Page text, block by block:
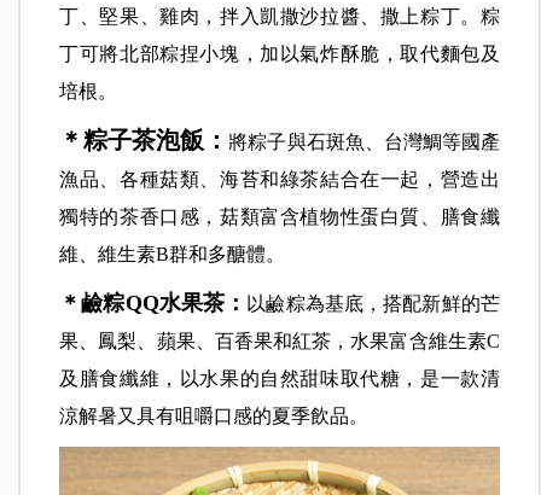
丁、堅果、雞肉，拌入凱撒沙拉醬、撒上粽丁。粽
丁可將北部粽捏小塊，加以氣炸酥脆，取代麵包及
培根。
＊粽子茶泡飯： 將粽子與石斑魚、台灣鯛等國產
漁品、各種菇類、海苔和綠茶結合在一起，營造出
獨特的茶香口感，菇類富含植物性蛋白質、膳食纖
維、維生素B群和多醣體。
＊鹼粽QQ水果茶： 以鹼粽為基底，搭配新鮮的芒
果、鳳梨、蘋果、百香果和紅茶，水果富含維生素C
及膳食纖維，以水果的自然甜味取代糖，是一款清
涼解暑又具有咀嚼口感的夏季飲品。